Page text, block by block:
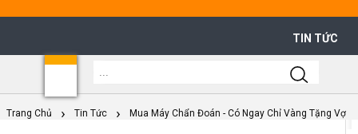
TIN TỨC
Trang Chủ Tin Tức Mua Máy Chẩn Đoán - Có Ngay Chỉ Vàng Tặng Vợ